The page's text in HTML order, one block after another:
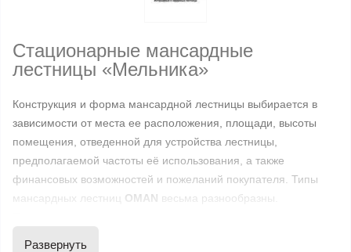
Стационарные мансардные
лестницы «Мельника»
Конструкция и форма мансардной лестницы выбирается в
зависимости от места ее расположения, площади, высоты
помещения, отведенной для устройства лестницы,
предполагаемой частоты её использования, а также
финансовых возможностей и пожеланий покупателя. Типы
мансардных лестниц OMAN весьма разнообразны.
Развернуть